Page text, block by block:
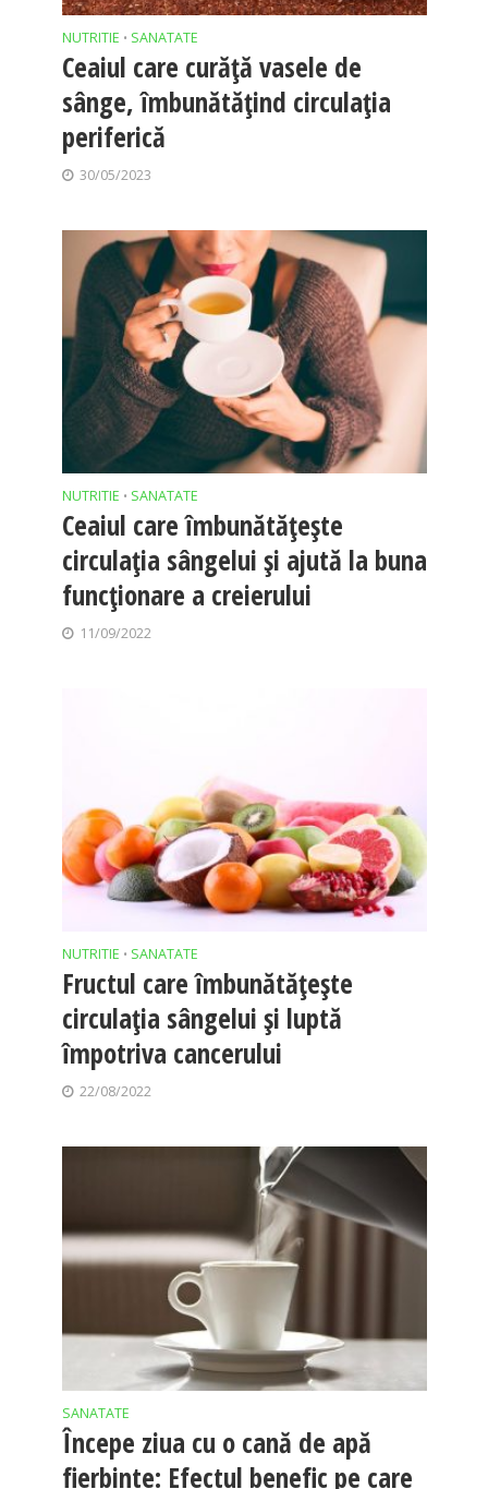
NUTRITIE • SANATATE
Ceaiul care curăță vasele de
sânge, îmbunătățind circulația
periferică
30/05/2023
NUTRITIE • SANATATE
Ceaiul care îmbunătățește
circulația sângelui și ajută la buna
funcționare a creierului
11/09/2022
NUTRITIE • SANATATE
Fructul care îmbunătățește
circulația sângelui și luptă
împotriva cancerului
22/08/2022
SANATATE
Începe ziua cu o cană de apă
fierbinte: Efectul benefic pe care